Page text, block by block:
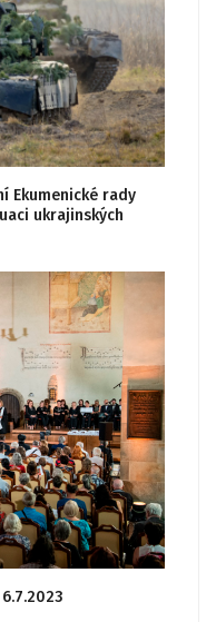
Ekumenické rady
ukrajinských